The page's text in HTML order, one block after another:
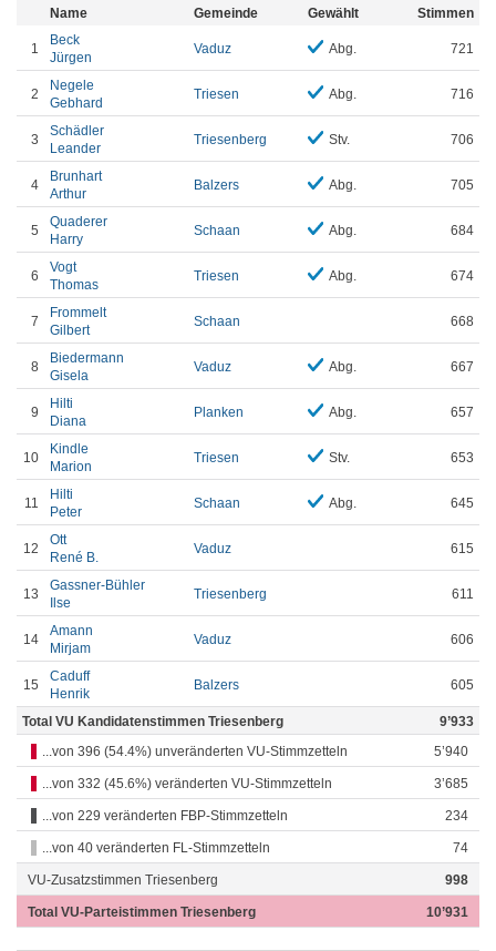
Name Gemeinde Gewählt Stimmen
1
Beck
Jürgen
Vaduz Abg. 721
2
Negele
Gebhard
Triesen Abg. 716
3
Schädler
Leander
Triesenberg Stv. 706
4
Brunhart
Arthur
Balzers Abg. 705
5
Quaderer
Harry
Schaan Abg. 684
6
Vogt
Thomas
Triesen Abg. 674
7
Frommelt
Gilbert
Schaan 668
8
Biedermann
Gisela
Vaduz Abg. 667
9
Hilti
Diana
Planken Abg. 657
10
Kindle
Marion
Triesen Stv. 653
11
Hilti
Peter
Schaan Abg. 645
12
Ott
René B.
Vaduz 615
13
Gassner-Bühler
Ilse
Triesenberg 611
14
Amann
Mirjam
Vaduz 606
15
Caduff
Henrik
Balzers 605
Total VU Kandidatenstimmen Triesenberg
9’933
...von 396 (54.4%) unveränderten VU-Stimmzetteln
5’940
...von 332 (45.6%) veränderten VU-Stimmzetteln 3’685
...von 229 veränderten FBP-Stimmzetteln 234
...von 40 veränderten FL-Stimmzetteln 74
VU-Zusatzstimmen Triesenberg 998
Total VU-Parteistimmen Triesenberg 10’931